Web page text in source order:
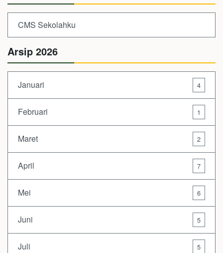
CMS Sekolahku
Arsip 2026
Januari 4
Februari 1
Maret 2
April 7
Mei 6
Juni 5
Juli 5